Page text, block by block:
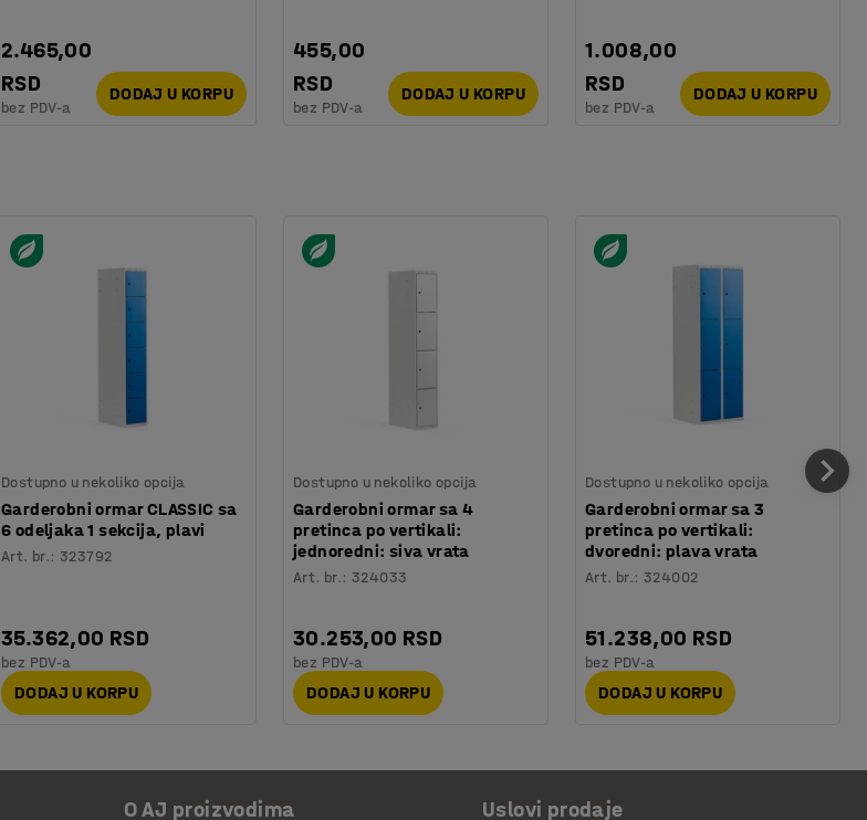
2.465,00
RSD
bez PDV-a
DODAJ U KORPU
455,00
RSD
bez PDV-a
DODAJ U KORPU
1.008,00
RSD
bez PDV-a
DODAJ U KORPU
Dostupno u nekoliko opcija
Garderobni ormar CLASSIC sa
6 odeljaka 1 sekcija, plavi
Art. br.:323792
35.362,00 RSD
bez PDV-a
DODAJ U KORPU
Dostupno u nekoliko opcija
Garderobni ormar sa 4
pretinca po vertikali:
jednoredni: siva vrata
Art. br.:324033
30.253,00 RSD
bez PDV-a
DODAJ U KORPU
Dostupno u nekoliko opcija
Garderobni ormar sa 3
pretinca po vertikali:
dvoredni: plava vrata
Art. br.:324002
51.238,00 RSD
bez PDV-a
DODAJ U KORPU
O AJ proizvodima Uslovi prodaje